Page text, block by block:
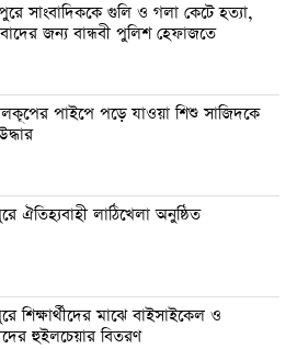
সাংবাদিককে গুলি ও গলা কেটে হত্যা,
জন্য বান্ধবী পুলিশ হেফাজতে
পাইপে পড়ে যাওয়া শিশু সাজিদকে
ঐতিহ্যবাহী লাঠিখেলা অনুষ্ঠিত
শিক্ষার্থীদের মাঝে বাইসাইকেল ও
হুইলচেয়ার বিতরণ